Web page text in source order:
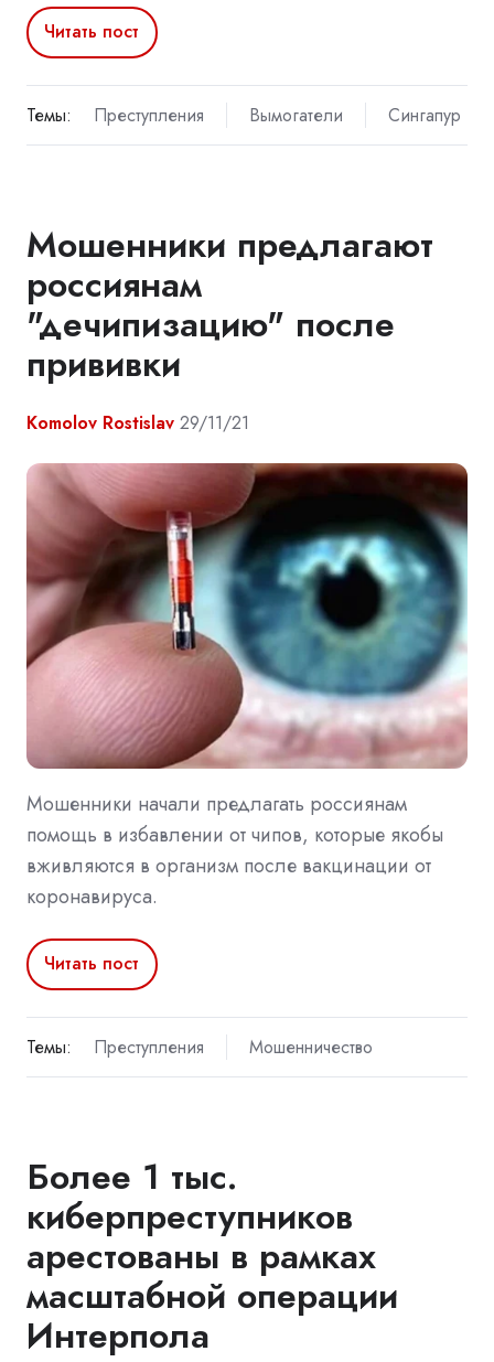
Читать пост
Темы: Преступления Вымогатели Сингапур
Мошенники предлагают
россиянам
"дечипизацию" после
прививки
Komolov Rostislav 29/11/21
Мошенники начали предлагать россиянам
помощь в избавлении от чипов, которые якобы
вживляются в организм после вакцинации от
коронавируса.
Читать пост
Темы: Преступления Мошенничество
Более 1 тыс.
киберпреступников
арестованы в рамках
масштабной операции
Интерпола